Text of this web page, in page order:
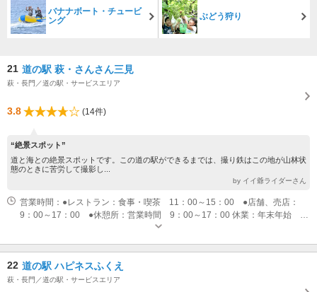
バナナボート・チュービ
ング
ぶどう狩り
21 道の駅 萩・さんさん三見
萩・長門／道の駅・サービスエリア
3.8 (14件)
“絶景スポット”
道と海との絶景スポットです。この道の駅ができるまでは、撮り鉄はこの地が山林状
態のときに苦労して撮影し...
by イイ爺ライダーさん
営業時間：●レストラン：食事・喫茶 11：00～15：00 ●店舗、売店：
9：00～17：00 ●休憩所：営業時間 9：00～17：00 休業：年末年始 ※
22 道の駅 ハピネスふくえ
萩・長門／道の駅・サービスエリア